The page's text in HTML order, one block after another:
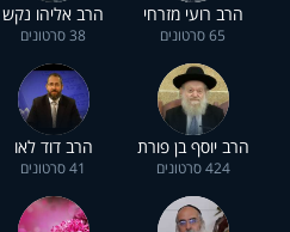
הרב רועי מזרחי
65 סרטונים
הרב אליהו נקש
38 סרטונים
הרב יוסף בן פורת
424 סרטונים
הרב דוד לאו
41 סרטונים